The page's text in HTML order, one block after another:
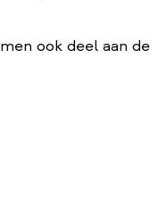
ook deel aan de